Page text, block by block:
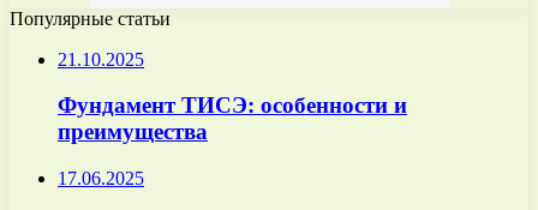
Популярные статьи
21.10.2025
Фундамент ТИСЭ: особенности и
преимущества
17.06.2025